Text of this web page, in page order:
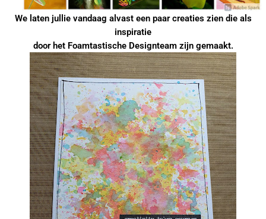
We laten jullie vandaag alvast een paar creaties zien die als
inspiratie
door het Foamtastische Designteam zijn gemaakt.